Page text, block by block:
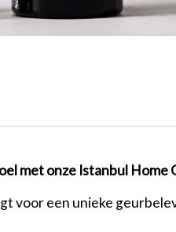
met onze Istanbul Home
voor een unieke